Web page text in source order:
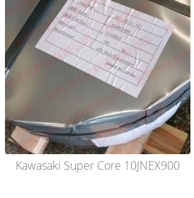
Kawasaki Super Core 10JNEX900